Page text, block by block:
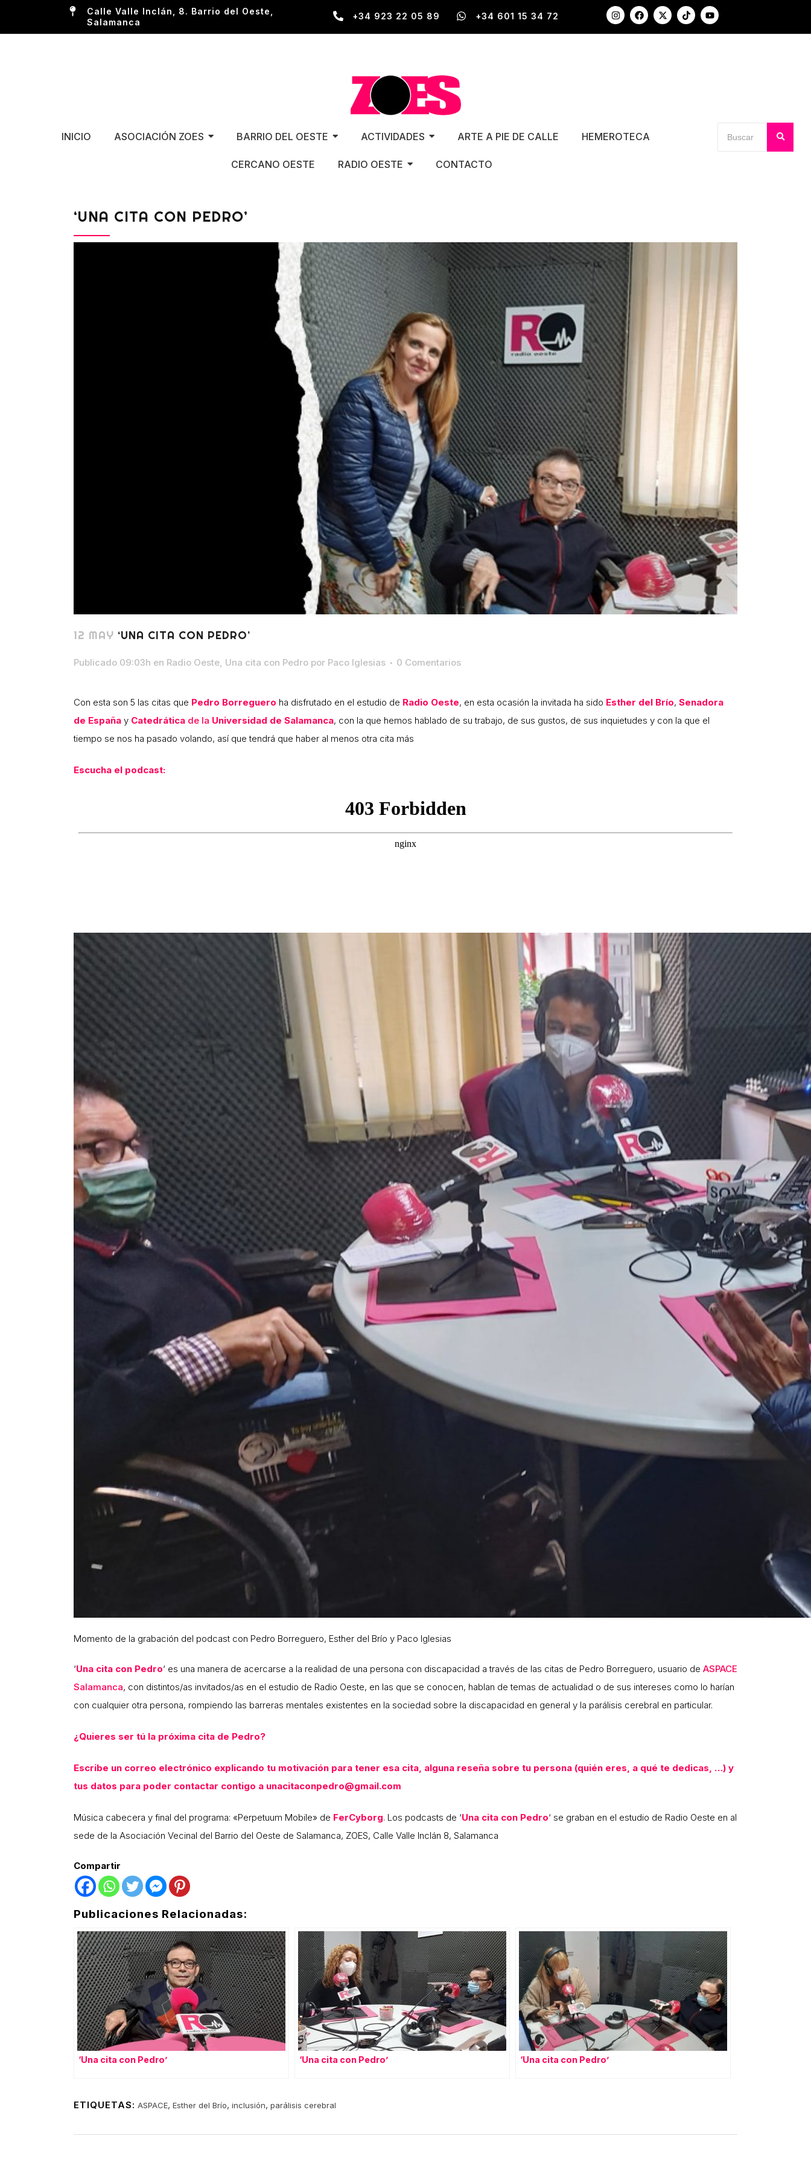
Calle Valle Inclán, 8. Barrio del Oeste,
Salamanca
+34 923 22 05 89 +34 601 15 34 72
INICIO ASOCIACIÓN ZOES BARRIO DEL OESTE ACTIVIDADES ARTE A PIE DE CALLE HEMEROTECA
CERCANO OESTE RADIO OESTE CONTACTO
‘UNA CITA CON PEDRO’
12 MAY ‘UNA CITA CON PEDRO’
Publicado 09:03h en Radio Oeste Una cita con Pedro por Paco Iglesias 0 Comentarios
Con esta son 5 las citas que Pedro Borreguero ha disfrutado en el estudio de Radio Oeste, en esta ocasión la invitada ha sido Esther del Brío, Senadora
de España y Catedrática de la Universidad de Salamanca, con la que hemos hablado de su trabajo, de sus gustos, de sus inquietudes y con la que el
tiempo se nos ha pasado volando, así que tendrá que haber al menos otra cita más
Escucha el podcast:
Momento de la grabación del podcast con Pedro Borreguero, Esther del Brío y Paco Iglesias
‘Una cita con Pedro‘ es una manera de acercarse a la realidad de una persona con discapacidad a través de las citas de Pedro Borreguero, usuario de ASPACE
Salamanca, con distintos/as invitados/as en el estudio de Radio Oeste, en las que se conocen, hablan de temas de actualidad o de sus intereses como lo harían
con cualquier otra persona, rompiendo las barreras mentales existentes en la sociedad sobre la discapacidad en general y la parálisis cerebral en particular.
¿Quieres ser tú la próxima cita de Pedro?
Escribe un correo electrónico explicando tu motivación para tener esa cita, alguna reseña sobre tu persona (quién eres, a qué te dedicas, …) y
tus datos para poder contactar contigo a unacitaconpedro@gmail.com
Música cabecera y final del programa: «Perpetuum Mobile» de FerCyborg. Los podcasts de ‘Una cita con Pedro‘ se graban en el estudio de Radio Oeste en al
sede de la Asociación Vecinal del Barrio del Oeste de Salamanca, ZOES, Calle Valle Inclán 8, Salamanca
Compartir
Publicaciones Relacionadas:
‘Una cita con Pedro’ ‘Una cita con Pedro’ ‘Una cita con Pedro’
ETIQUETAS: ASPACE, Esther del Brío, inclusión, parálisis cerebral